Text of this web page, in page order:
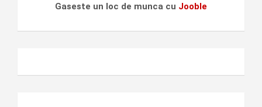
Gaseste un loc de munca cu Jooble